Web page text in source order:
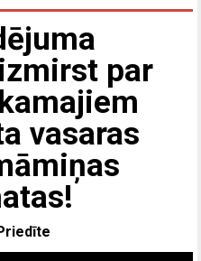
par
vasaras